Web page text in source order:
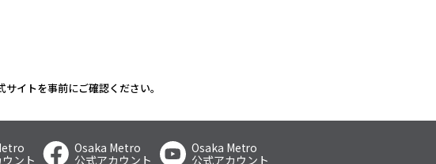
イトを事前にご確認ください。
ント
Osaka Metro
公式アカウント
Osaka Metro
公式アカウント